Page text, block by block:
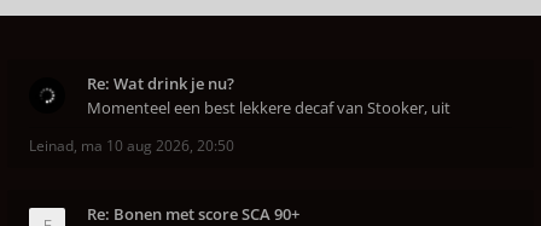
Re: Wat drink je nu?
Momenteel een best lekkere decaf van Stooker, uit
Leinad, ma 10 aug 2026, 20:50
Re: Bonen met score SCA 90+